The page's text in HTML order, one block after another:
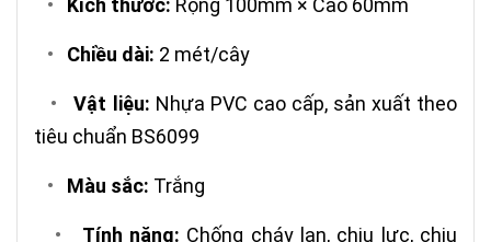
• Kích thước: Rộng 100mm × Cao 60mm
• Chiều dài: 2 mét/cây
•Vật liệu: Nhựa PVC cao cấp, sản xuất theo
tiêu chuẩn BS6099
• Màu sắc: Trắng
• Tính năng: Chống cháy lan, chịu lực, chịu